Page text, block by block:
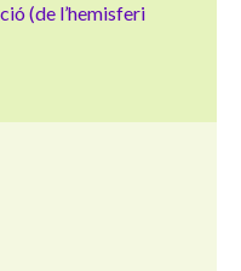
(de l’hemisferi